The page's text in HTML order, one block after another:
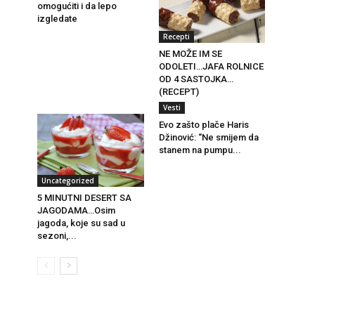
omogućiti i da lepo
izgledate
Recepti
NE MOŽE IM SE
ODOLETI…JAFA ROLNICE
OD 4 SASTOJKA…
(RECEPT)
Uncategorized
5 MINUTNI DESERT SA
JAGODAMA…Osim
jagoda, koje su sad u
sezoni,...
Vesti
Evo zašto plače Haris
Džinović: “Ne smijem da
stanem na pumpu...